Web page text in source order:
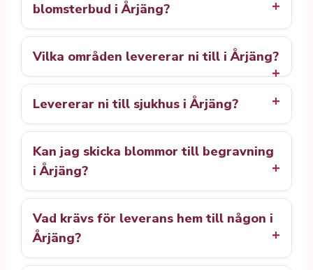
blomsterbud i Årjäng?
Vilka områden levererar ni till i Årjäng?
Levererar ni till sjukhus i Årjäng?
Kan jag skicka blommor till begravning
i Årjäng?
Vad krävs för leverans hem till någon i
Årjäng?